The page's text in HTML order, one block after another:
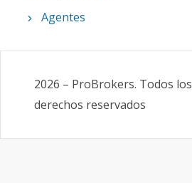
Agentes
2026 – ProBrokers. Todos los
derechos reservados